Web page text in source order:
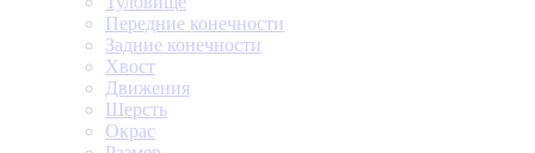
Передние конечности
Задние конечности
Хвост
Движения
Шерсть
Окрас